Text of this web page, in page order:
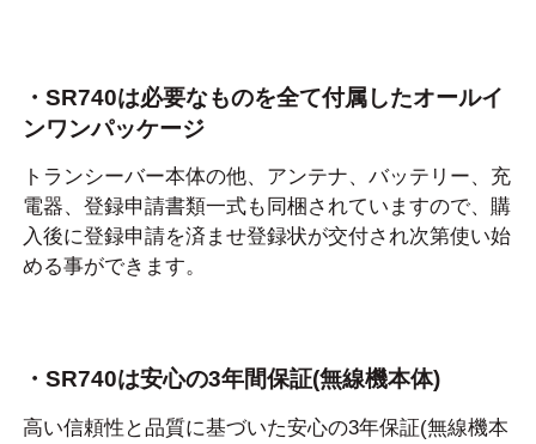
・SR740は必要なものを全て付属したオールイ
ンワンパッケージ
トランシーバー本体の他、アンテナ、バッテリー、充
電器、登録申請書類一式も同梱されていますので、購
入後に登録申請を済ませ登録状が交付され次第使い始
める事ができます。
・SR740は安心の3年間保証(無線機本体)
高い信頼性と品質に基づいた安心の3年保証(無線機本